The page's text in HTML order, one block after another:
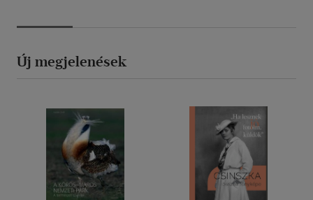
Új megjelenések